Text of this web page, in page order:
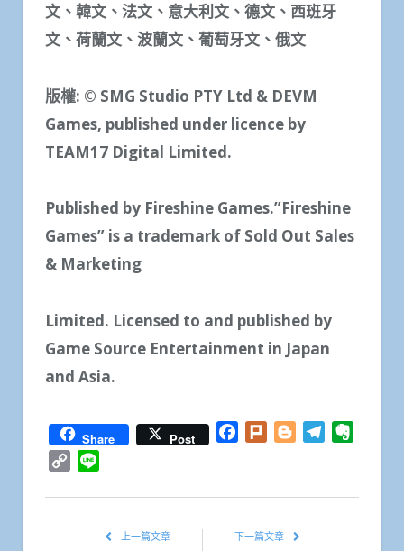
文、韓文、法文、意大利文、德文、西班牙
文、荷蘭文、波蘭文、葡萄牙文、俄文
版權: © SMG Studio PTY Ltd & DEVM
Games, published under licence by
TEAM17 Digital Limited.
Published by Fireshine Games.”Fireshine
Games” is a trademark of Sold Out Sales
& Marketing
Limited. Licensed to and published by
Game Source Entertainment in Japan
and Asia.
Share Post Facebook
Plurk BloggerTelegram
Copy
上一篇文章 下一篇文章